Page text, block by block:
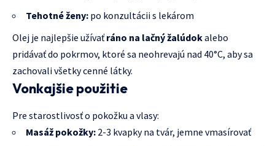
Tehotné ženy: po konzultácii s lekárom
Olej je najlepšie užívať ráno na lačný žalúdokalebo
pridávať do pokrmov, ktoré sa neohrevajú nad 40°C, aby sa
zachovali všetky cenné látky.
Vonkajšie použitie
Pre starostlivosť o pokožku a vlasy:
Masáž pokožky: 2-3 kvapky na tvár, jemne vmasírovať